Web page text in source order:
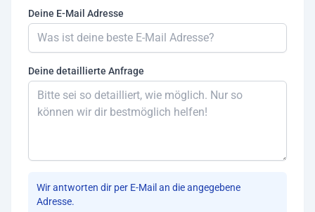
Deine E-Mail Adresse
Deine detaillierte Anfrage
Wir antworten dir per E-Mail an die angegebene
Adresse.